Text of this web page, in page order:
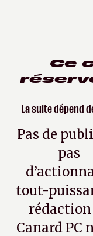
Ce
La suite dépend
Pas de
pas
tout-
rédaction
Canard PC